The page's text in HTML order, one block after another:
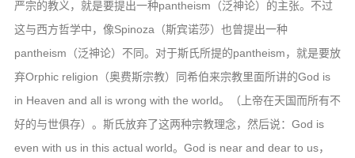
严宗的教义，就是要提出一种pantheism（泛神论）的主张。不过
这与西方哲学中，像Spinoza（斯宾诺莎）也曾提出一种
pantheism（泛神论）不同。对于斯氏所提的pantheism，就是要放
弃Orphic religion（奥费斯宗教）同希伯来宗教里面所讲的God is
in Heaven and all is wrong with the world。（上帝在天国而所有不
好的与世俱存）。斯氏放弃了这两种宗教理念，然后说：God is
even with us in this actual world。God is near and dear to us，